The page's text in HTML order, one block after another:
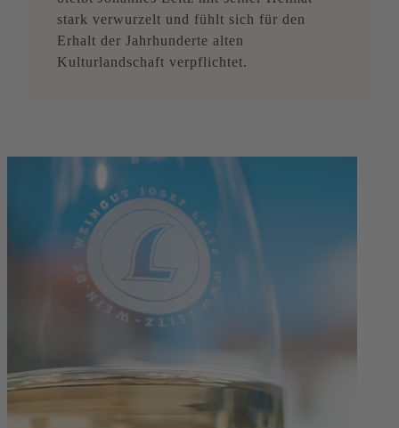
stark verwurzelt und fühlt sich für den
Erhalt der Jahrhunderte alten
Kulturlandschaft verpflichtet.